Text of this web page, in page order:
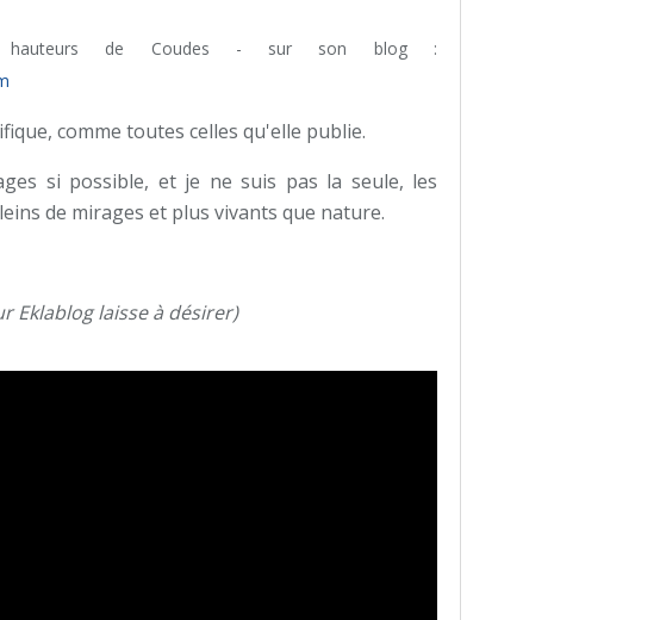
hauteurs de Coudes - sur son blog :
comme toutes celles qu'elle publie.
si possible, et je ne suis pas la seule, les
de mirages et plus vivants que nature.
Eklablog laisse à désirer)